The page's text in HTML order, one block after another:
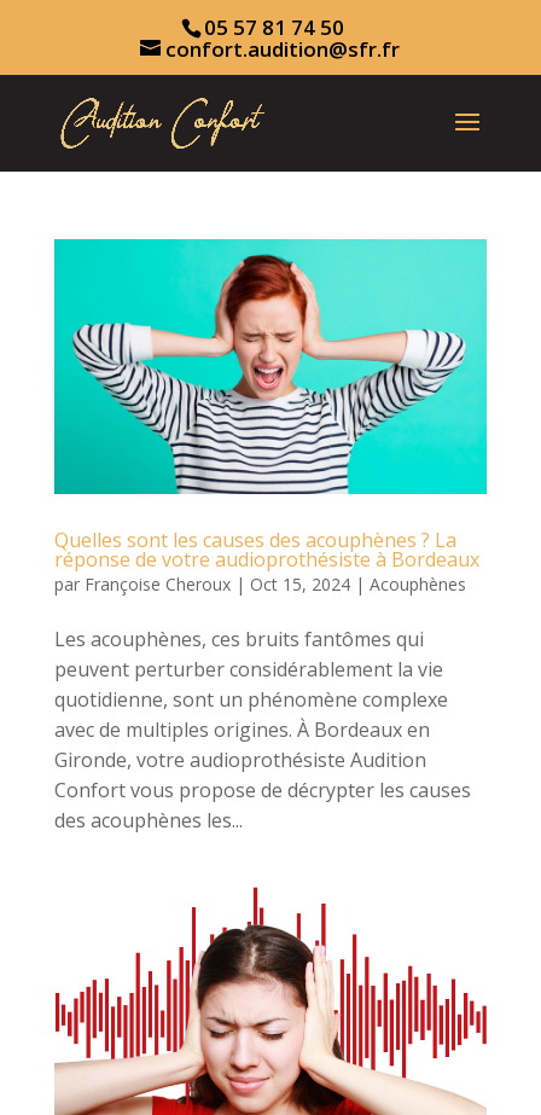
05 57 81 74 50
confort.audition@sfr.fr
Quelles sont les causes des acouphènes ? La
réponse de votre audioprothésiste à Bordeaux
par Françoise Cheroux| Oct 15, 2024| Acouphènes
Les acouphènes, ces bruits fantômes qui
peuvent perturber considérablement la vie
quotidienne, sont un phénomène complexe
avec de multiples origines. À Bordeaux en
Gironde, votre audioprothésiste Audition
Confort vous propose de décrypter les causes
des acouphènes les...